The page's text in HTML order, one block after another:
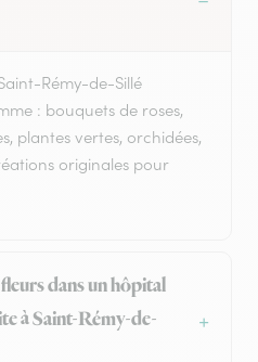
Rémy-de-Sillé
: bouquets de roses,
plantes vertes, orchidées,
originales pour
dans un hôpital
à Saint-Rémy-de-